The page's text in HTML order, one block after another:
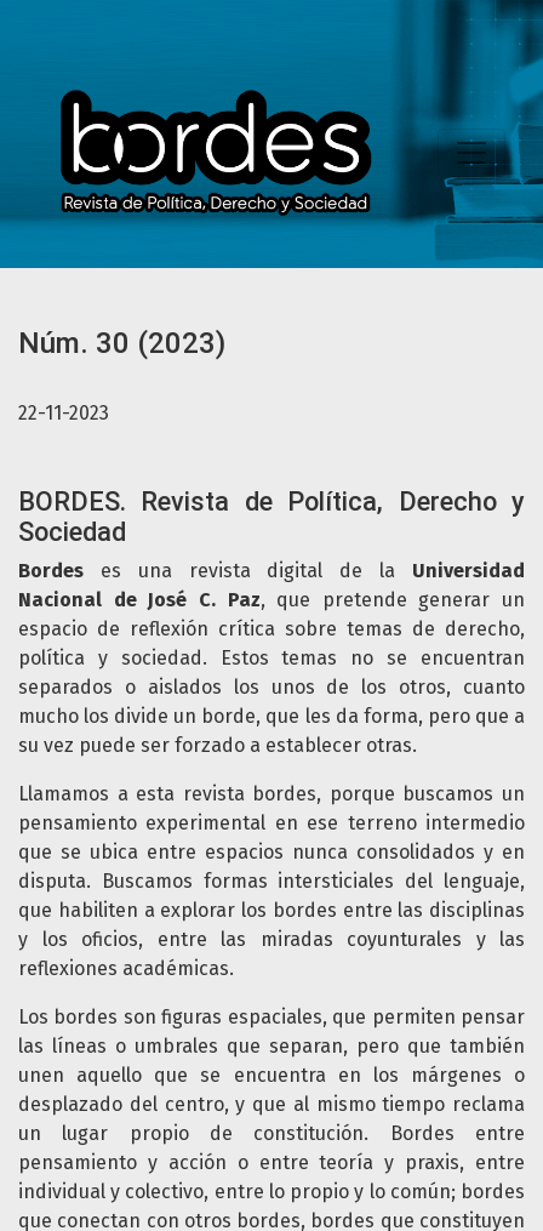
Núm. 30 (2023): BORDES. Revista de Política, Derecho y
Núm. 30 (2023)
22-11-2023
BORDES. Revista de Política, Derecho y
Sociedad
Bordes es una revista digital de la Universidad
Nacional de José C. Paz, que pretende generar un
espacio de reflexión crítica sobre temas de derecho,
política y sociedad. Estos temas no se encuentran
separados o aislados los unos de los otros, cuanto
mucho los divide un borde, que les da forma, pero que a
su vez puede ser forzado a establecer otras.
Llamamos a esta revista bordes, porque buscamos un
pensamiento experimental en ese terreno intermedio
que se ubica entre espacios nunca consolidados y en
disputa. Buscamos formas intersticiales del lenguaje,
que habiliten a explorar los bordes entre las disciplinas
y los oficios, entre las miradas coyunturales y las
reflexiones académicas.
Los bordes son figuras espaciales, que permiten pensar
las líneas o umbrales que separan, pero que también
unen aquello que se encuentra en los márgenes o
desplazado del centro, y que al mismo tiempo reclama
un lugar propio de constitución. Bordes entre
pensamiento y acción o entre teoría y praxis, entre
individual y colectivo, entre lo propio y lo común; bordes
que conectan con otros bordes, bordes que constituyen